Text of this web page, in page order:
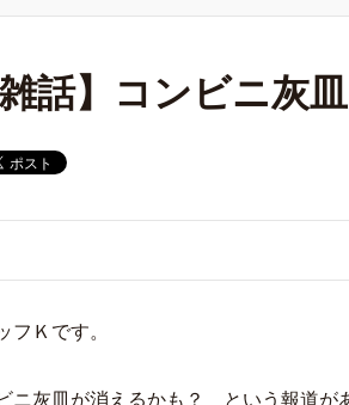
雑話】コンビニ灰
フＫです。
ニ灰皿が消えるかも？ という報道が